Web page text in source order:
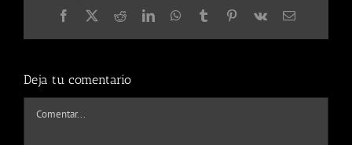
Facebook
X RedditLinkedInWhatsApp
TumblrPinterest
Vk
Correo
Deja tu comentario